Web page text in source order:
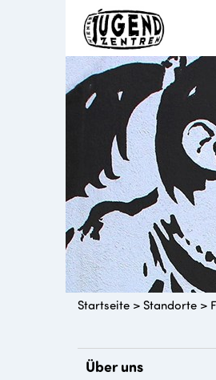
Startseite > Standorte >
Über uns